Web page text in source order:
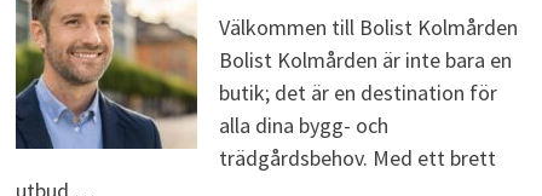
Välkommen till Bolist Kolmården
Bolist Kolmården är inte bara en
butik; det är en destination för
alla dina bygg- och
trädgårdsbehov. Med ett brett